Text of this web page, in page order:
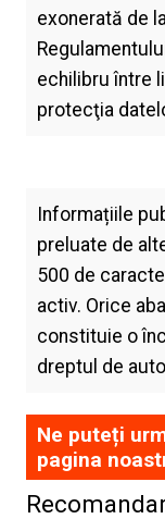
exonerată de
echilibru între
protecţia
Informațiile
preluate de
500 de
activ. Orice
constituie o
dreptul de
Ne puteți
pagina